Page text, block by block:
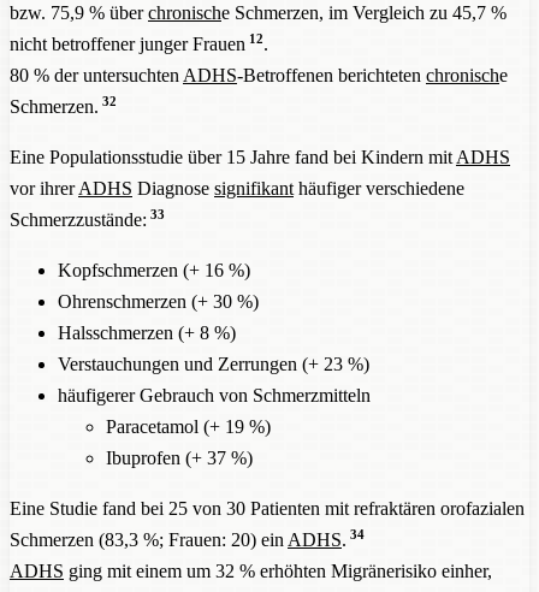
bzw. 75,9 % überchronische Schmerzen, im Vergleich zu 45,7 %
nicht betroffener junger Frauen 12.
80 % der untersuchten ADHS-Betroffenen berichteten chronische
Schmerzen. 32
Eine Populationsstudie über 15 Jahre fand bei Kindern mit ADHS
vor ihrerADHS Diagnose signifikant häufiger verschiedene
Schmerzzustände: 33
Kopfschmerzen (+ 16 %)
Ohrenschmerzen (+ 30 %)
Halsschmerzen (+ 8 %)
Verstauchungen und Zerrungen (+ 23 %)
häufigerer Gebrauch von Schmerzmitteln
Paracetamol (+ 19 %)
Ibuprofen (+ 37 %)
Eine Studie fand bei 25 von 30 Patienten mit refraktären orofazialen
Schmerzen (83,3 %; Frauen: 20) ein ADHS. 34
ADHS ging mit einem um 32 % erhöhten Migränerisiko einher,